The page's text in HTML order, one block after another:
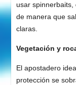
usar
de manera que
claras.
Vegetación y
El apostadero
protección se